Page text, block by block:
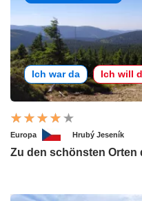
Ich war da Ich will
Europa Hrubý Jeseník
Zu den schönsten Orten